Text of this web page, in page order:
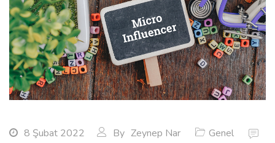
8 Şubat 2022 By Zeynep Nar
Genel